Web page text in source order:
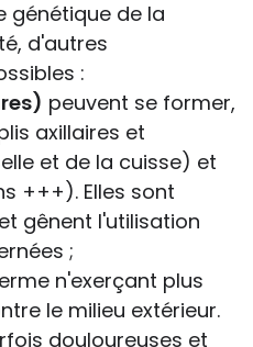
génétique de la
d'autres
:
peuvent se former,
axillaires et
et de la cuisse) et
+++). Elles sont
et gênent l'utilisation
;
n'exerçant plus
le milieu extérieur.
douloureuses et